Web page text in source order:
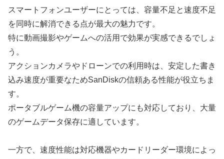
スマートフォンユーザーにとっては、容量不足と速度不足
を同時に解消できる点が最大の魅力です。
特に動画撮影やゲームへの活用で効果が実感できるでしょ
う。
アクションカメラやドローンでの利用時は、安定した書き
込み速度が重要なためSanDiskの信頼ある性能が役立ちま
す。
ポータブルゲーム機の容量アップにも対応しており、大量
のゲームデータ保存に適しています。
一方で、速度性能は対応機器やカードリーダー環境によっ